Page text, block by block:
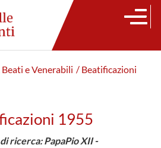
Beati e Venerabili / Beatificazioni
1955
ricerca: PapaPio XII -